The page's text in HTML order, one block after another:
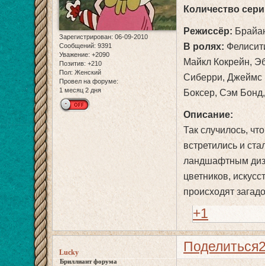
Зарегистрирован: 06-09-2010
Сообщений: 9391
Уважение: +2090
Позитив: +210
Пол: Женский
Провел на форуме:
1 месяц 2 дня
Количество
Режиссёр:
В ролях:
Майкл Кокрейн,
Сиберри, Джеймс
Боксер, Сэм
Описание:
Так случилось,
встретились и
ландшафтным
цветников,
происходят
+1
Поделиться
Lucky
Бриллиант форума